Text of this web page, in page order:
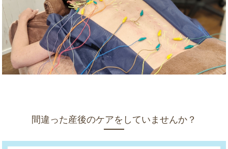
間違った産後のケアをしていませんか？